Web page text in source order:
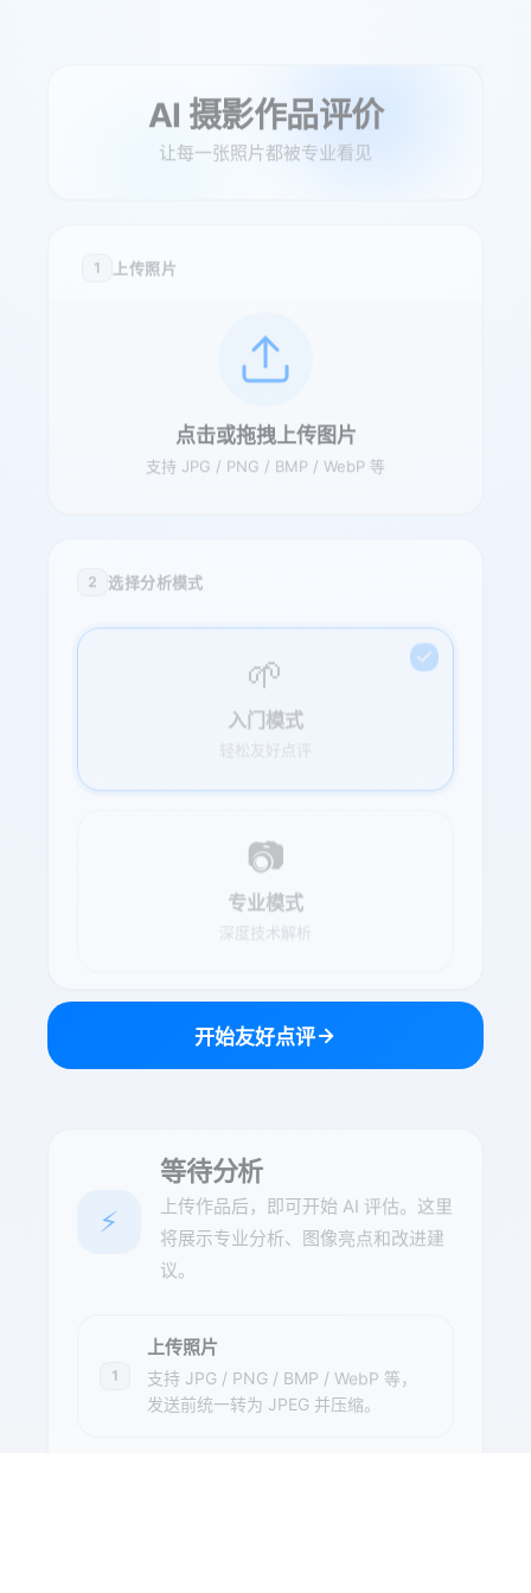
AI 摄影作品评价
让每一张照片都被专业看见
点击或拖拽上传图片
支持 JPG / PNG / BMP / WebP 等
2 选择分析模式
🌱
入门模式
轻松友好点评
📷
专业模式
深度技术解析
⚡
等待分析
上传作品后，即可开始 AI 评估。这里
将展示专业分析、图像亮点和改进建
议。
1
上传照片
支持 JPG / PNG / BMP / WebP 等，
发送前统一转为 JPEG 并压缩。